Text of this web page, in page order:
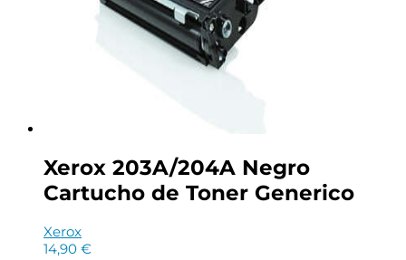
Xerox 203A/204A Negro
Cartucho de Toner Generico
Xerox
14,90 €